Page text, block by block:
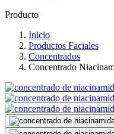
Producto
Inicio
Productos Faciales
Concentrados
Concentrado